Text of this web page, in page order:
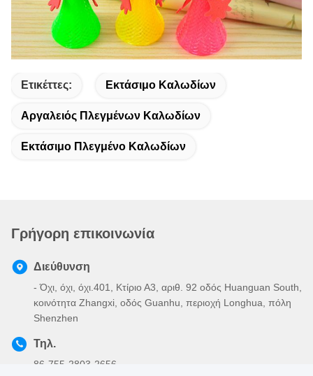
Ετικέττες: Εκτάσιμο Καλωδίων
Αργαλειός Πλεγμένων Καλωδίων
Εκτάσιμο Πλεγμένο Καλωδίων
Γρήγορη επικοινωνία
Διεύθυνση
- Όχι, όχι, όχι.401, Κτίριο Α3, αριθ. 92 οδός Huanguan South,
κοινότητα Zhangxi, οδός Guanhu, περιοχή Longhua, πόλη
Shenzhen
Τηλ.
86-755-2803-2656